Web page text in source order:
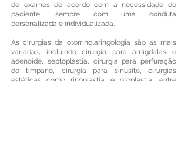
de exames de acordo com a necessidade do
paciente, sempre com uma conduta
personalizada e individualizada.
As cirurgias da otorrinolaringologia são as mais
variadas, incluindo cirurgia para amígdalas e
adenoide, septoplastia, cirurgia para perfuração
do tímpano, cirurgia para sinusite, cirurgias
estéticas como rinoplastia e otoplastia, entre